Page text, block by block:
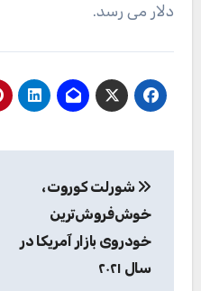
دلار می رسد.
نوشته
شورلت کوروت،
خوش‌فروش‌ترین
خودروی بازار آمریکا در
سال ۲۰۲۱